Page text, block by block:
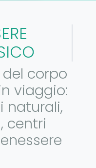
corpo
viaggio:
naturali,
centri